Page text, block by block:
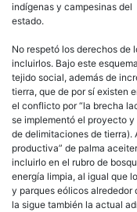
indígenas y campesinas del
estado.
No respetó los derechos de
incluirlos. Bajo este
tejido social, además de
tierra, que de por sí existen
el conflicto por “la brecha
se implementó el proyecto
de delimitaciones de tierra).
productiva” de palma
incluirlo en el rubro de
energía limpia, al igual que
y parques eólicos alrededor
la sigue también la actual